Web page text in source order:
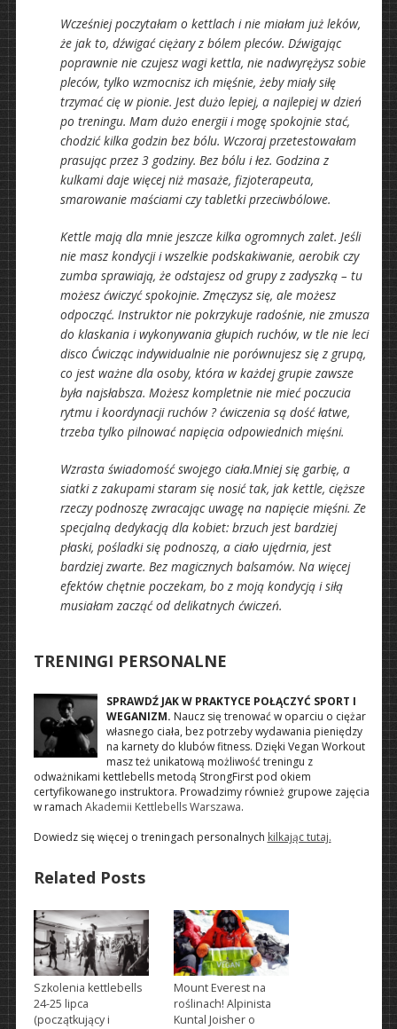
Wcześniej poczytałam o kettlach i nie miałam już leków,
że jak to, dźwigać ciężary z bólem pleców. Dźwigając
poprawnie nie czujesz wagi kettla, nie nadwyrężysz sobie
pleców, tylko wzmocnisz ich mięśnie, żeby miały siłę
trzymać cię w pionie. Jest dużo lepiej, a najlepiej w dzień
po treningu. Mam dużo energii i mogę spokojnie stać,
chodzić kilka godzin bez bólu. Wczoraj przetestowałam
prasując przez 3 godziny. Bez bólu i łez. Godzina z
kulkami daje więcej niż masaże, fizjoterapeuta,
smarowanie maściami czy tabletki przeciwbólowe.
Kettle mają dla mnie jeszcze kilka ogromnych zalet. Jeśli
nie masz kondycji i wszelkie podskakiwanie, aerobik czy
zumba sprawiają, że odstajesz od grupy z zadyszką – tu
możesz ćwiczyć spokojnie. Zmęczysz się, ale możesz
odpocząć. Instruktor nie pokrzykuje radośnie, nie zmusza
do klaskania i wykonywania głupich ruchów, w tle nie leci
disco Ćwicząc indywidualnie nie porównujesz się z grupą,
co jest ważne dla osoby, która w każdej grupie zawsze
była najsłabsza. Możesz kompletnie nie mieć poczucia
rytmu i koordynacji ruchów ? ćwiczenia są dość łatwe,
trzeba tylko pilnować napięcia odpowiednich mięśni.
Wzrasta świadomość swojego ciała.Mniej się garbię, a
siatki z zakupami staram się nosić tak, jak kettle, cięższe
rzeczy podnoszę zwracając uwagę na napięcie mięśni. Ze
specjalną dedykacją dla kobiet: brzuch jest bardziej
płaski, pośladki się podnoszą, a ciało ujędrnia, jest
bardziej zwarte. Bez magicznych balsamów. Na więcej
efektów chętnie poczekam, bo z moją kondycją i siłą
musiałam zacząć od delikatnych ćwiczeń.
TRENINGI PERSONALNE
SPRAWDŹ JAK W PRAKTYCE POŁĄCZYĆ SPORT I
WEGANIZM. Naucz się trenować w oparciu o ciężar
własnego ciała, bez potrzeby wydawania pieniędzy
na karnety do klubów fitness. Dzięki Vegan Workout
masz też unikatową możliwość treningu z
odważnikami kettlebells metodą StrongFirst pod okiem
certyfikowanego instruktora. Prowadzimy również grupowe zajęcia
w ramach Akademii Kettlebells Warszawa.
Dowiedz się więcej o treningach personalnych kilkając tutaj.
Related Posts
Szkolenia kettlebells
24-25 lipca
(początkujący i
Mount Everest na
roślinach! Alpinista
Kuntal Joisher o